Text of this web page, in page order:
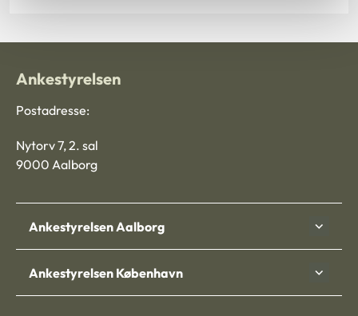
Ankestyrelsen
Postadresse:
Nytorv 7, 2. sal
9000 Aalborg
Ankestyrelsen Aalborg
Ankestyrelsen København